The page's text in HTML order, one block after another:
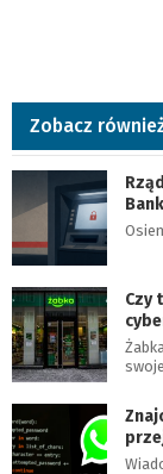
Zobacz
Czy